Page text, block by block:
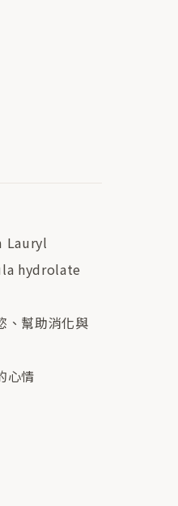
Lauryl
hydrolate
、幫助消化與
心情